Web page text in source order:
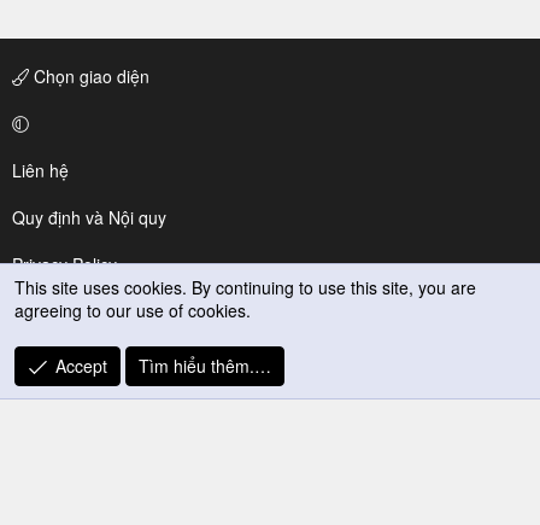
Chọn giao diện
Liên hệ
Quy định và Nội quy
Privacy Policy
Trợ giúp
R
S
This site uses cookies. By continuing to use this site, you are
agreeing to our use of cookies.
Accept Tìm hiểu thêm.…